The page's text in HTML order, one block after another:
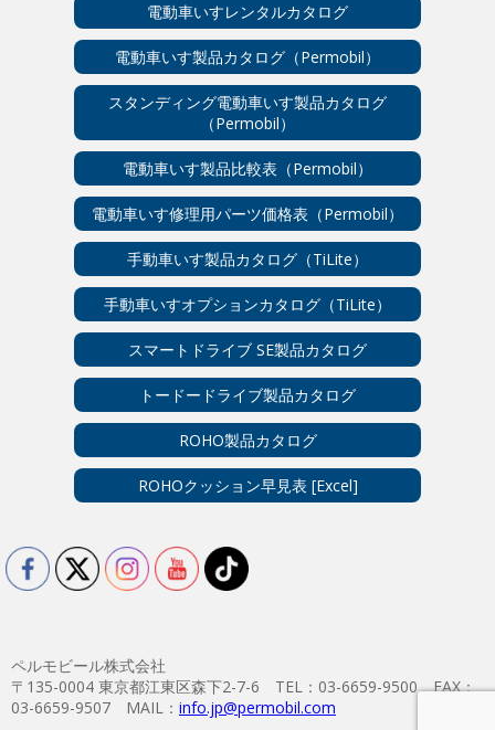
電動車いすレンタルカタログ
電動車いす製品カタログ（Permobil）
スタンディング電動車いす製品カタログ
（Permobil）
電動車いす製品比較表（Permobil）
電動車いす修理用パーツ価格表（Permobil）
手動車いす製品カタログ（TiLite）
手動車いすオプションカタログ（TiLite）
スマートドライブ SE製品カタログ
トードードライブ製品カタログ
ROHO製品カタログ
ROHOクッション早見表 [Excel]
ペルモビール株式会社
〒135-0004 東京都江東区森下2-7-6 TEL：03-6659-9500 FAX：
03-6659-9507 MAIL： info.jp@permobil.com